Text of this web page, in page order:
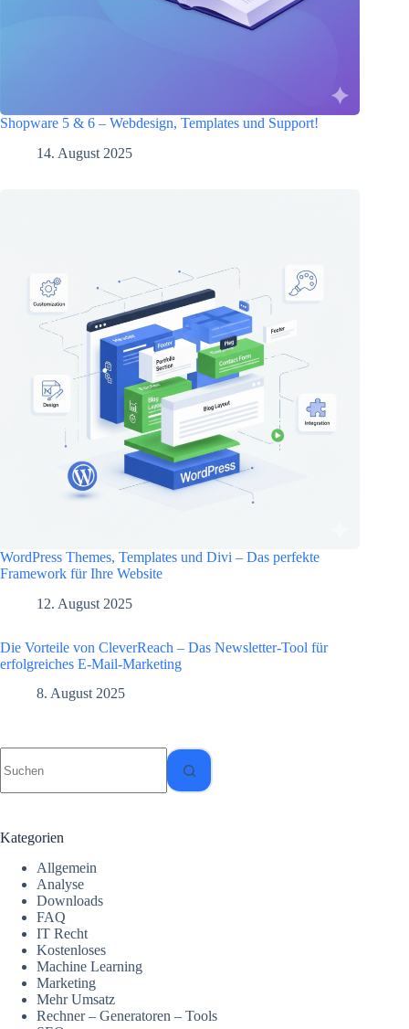
Shopware 5 & 6 – Webdesign, Templates und Support!
14. August 2025
WordPress Themes, Templates und Divi – Das perfekte
Framework für Ihre Website
12. August 2025
Die Vorteile von CleverReach – Das Newsletter-Tool für
erfolgreiches E-Mail-Marketing
8. August 2025
Ergebnisse
Kategorien
Allgemein
Analyse
Downloads
FAQ
IT Recht
Kostenloses
Machine Learning
Marketing
Mehr Umsatz
Rechner – Generatoren – Tools